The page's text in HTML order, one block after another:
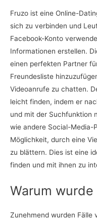
Fruzo ist eine Online-
sich zu verbinden und
Facebook-Konto
Informationen erstellen.
einen perfekten Partner
Freundesliste
Videoanrufe zu chatten.
leicht finden, indem er
und mit der Suchfunktion
wie andere Social-Media-
Möglichkeit, durch eine
zu blättern. Dies ist eine
finden und mit ihnen zu
Warum
Zunehmend wurden Fälle